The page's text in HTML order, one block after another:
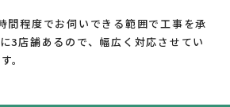
間程度でお伺いできる範囲で工事を承
3店舗あるので、幅広く対応させてい
。